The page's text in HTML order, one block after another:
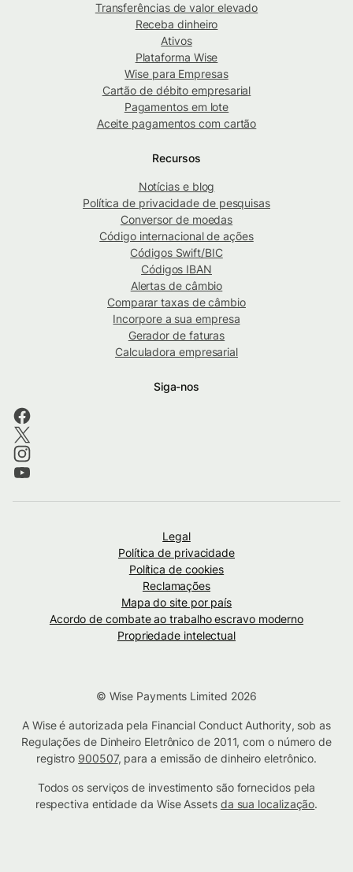
Transferências de valor elevado
Receba dinheiro
Ativos
Plataforma Wise
Wise para Empresas
Cartão de débito empresarial
Pagamentos em lote
Aceite pagamentos com cartão
Recursos
Notícias e blog
Política de privacidade de pesquisas
Conversor de moedas
Código internacional de ações
Códigos Swift/BIC
Códigos IBAN
Alertas de câmbio
Comparar taxas de câmbio
Incorpore a sua empresa
Gerador de faturas
Calculadora empresarial
Siga-nos
Legal
Política de privacidade
Política de cookies
Reclamações
Mapa do site por país
Acordo de combate ao trabalho escravo moderno
Propriedade intelectual
© Wise Payments Limited 2026
A Wise é autorizada pela Financial Conduct Authority, sob as
Regulações de Dinheiro Eletrônico de 2011, com o número de
registro 900507, para a emissão de dinheiro eletrônico.
Todos os serviços de investimento são fornecidos pela
respectiva entidade da Wise Assets da sua localização.